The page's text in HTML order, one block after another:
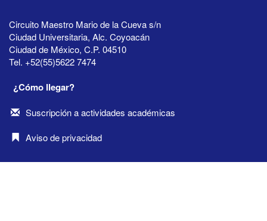
Circuito Maestro Mario de la Cueva s/n
Ciudad Universitaria, Alc. Coyoacán
Ciudad de México, C.P. 04510
Tel. +52(55)5622 7474
¿Cómo llegar?
Suscripción a actividades académicas
Aviso de privacidad